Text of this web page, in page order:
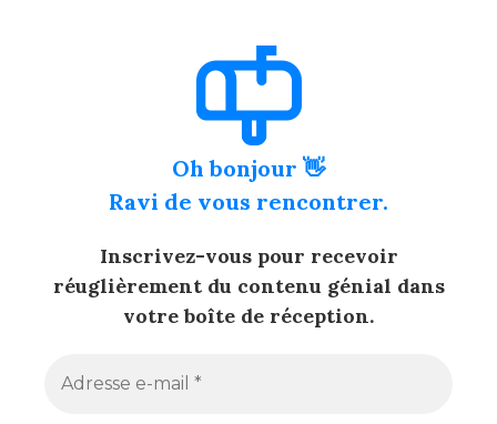
Oh bonjour 👋
Ravi de vous rencontrer.
Inscrivez-vous pour recevoir
réuglièrement du contenu génial dans
votre boîte de réception.